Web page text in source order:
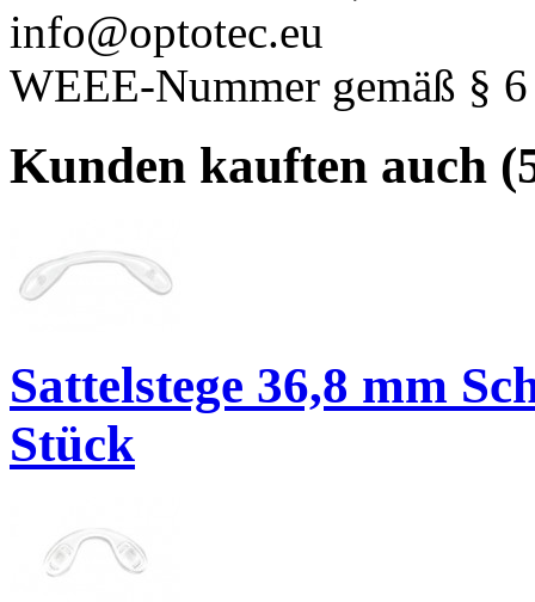
info@optotec.eu
WEEE-Nummer gemäß §
Kunden kauften auch
Sattelstege 36,8 mm
Stück